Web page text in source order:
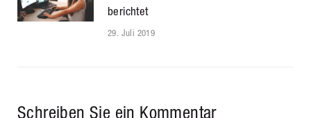
berichtet
29. Juli 2019
Schreiben Sie ein Kommentar